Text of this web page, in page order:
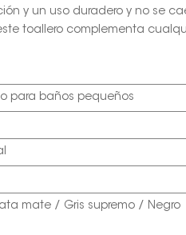
y un uso duradero y no se
toallero complementa
para baños pequeños
mate / Gris supremo / Negro